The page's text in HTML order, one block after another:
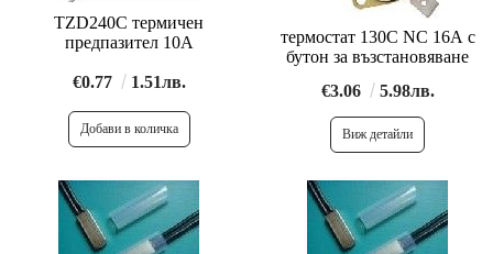
TZD240C термичен
предпазител 10A
€0.77 1.51лв.
термостат 130C NC 16A с
бутон за възстановяване
€3.06
5.98лв.
Виж детайли